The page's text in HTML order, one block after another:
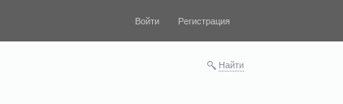
Войти Регистрация
Найти